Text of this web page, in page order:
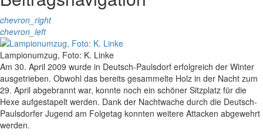
chevron_right
chevron_left
Lampionumzug, Foto: K. Linke
Am 30. April 2009 wurde in Deutsch-Paulsdorf erfolgreich der Winter
ausgetrieben. Obwohl das bereits gesammelte Holz in der Nacht zum
29. April abgebrannt war, konnte noch ein schöner Sitzplatz für die
Hexe aufgestapelt werden. Dank der Nachtwache durch die Deutsch-
Paulsdorfer Jugend am Folgetag konnten weitere Attacken abgewehrt
werden.